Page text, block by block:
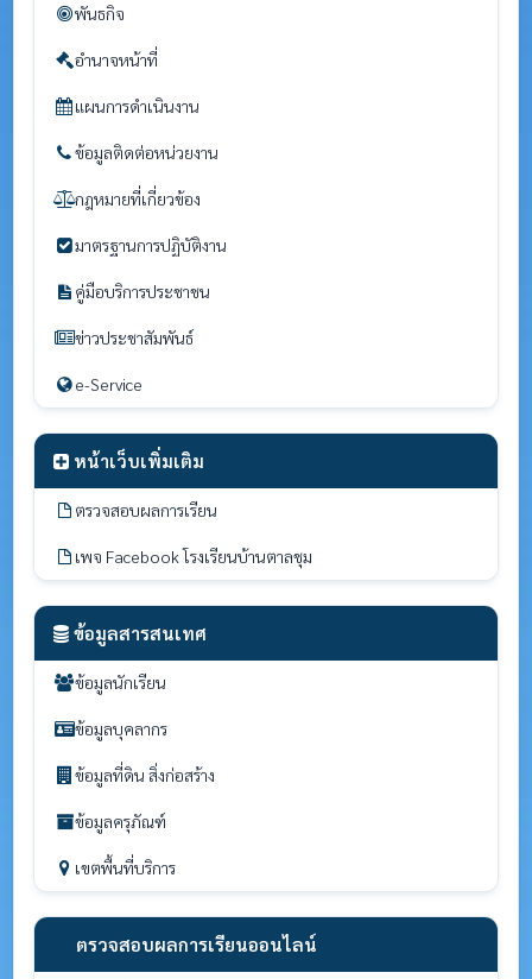
พันธกิจ
อำนาจหน้าที่
แผนการดำเนินงาน
ข้อมูลติดต่อหน่วยงาน
กฎหมายที่เกี่ยวข้อง
มาตรฐานการปฏิบัติงาน
คู่มือบริการประชาชน
ข่าวประชาสัมพันธ์
e-Service
หน้าเว็บเพิ่มเติม
ตรวจสอบผลการเรียน
เพจ Facebook โรงเรียนบ้านตาลชุม
ข้อมูลสารสนเทศ
ข้อมูลนักเรียน
ข้อมูลบุคลากร
ข้อมูลที่ดิน สิ่งก่อสร้าง
ข้อมูลครุภัณฑ์
เขตพื้นที่บริการ
ตรวจสอบผลการเรียนออนไลน์